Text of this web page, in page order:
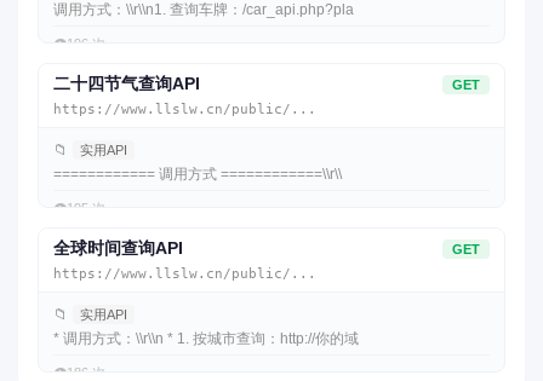
调用方式：\\r\\n1. 查询车牌：/car_api.php?pla
👁️196 次
二十四节气查询API GET
https://www.llslw.cn/public/...
📁 实用API
============ 调用方式 ============\\r\\
👁️195 次
全球时间查询API GET
https://www.llslw.cn/public/...
📁 实用API
* 调用方式：\\r\\n * 1. 按城市查询：http://你的域
👁️186 次